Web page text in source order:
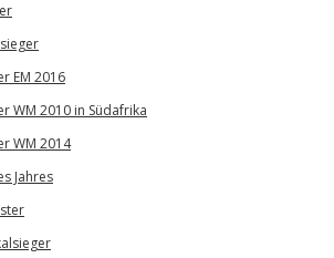
EM 2016
WM 2010 in Südafrika
WM 2014
Jahres